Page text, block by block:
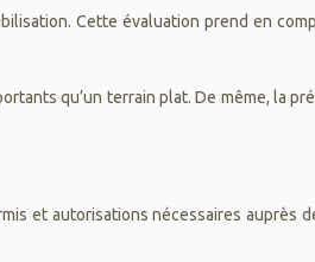
Cette évaluation prend en
qu’un terrain plat. De même, la
et autorisations nécessaires